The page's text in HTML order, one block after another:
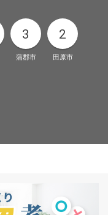
3
蒲郡市
2
田原市